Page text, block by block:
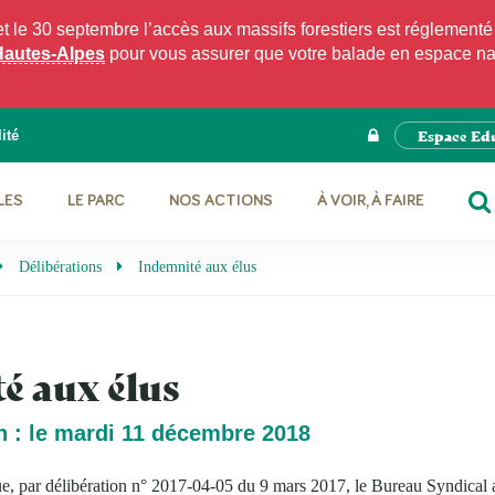
30 septembre l’accès aux massifs forestiers est
Alpes pour vous assurer que votre balade en espace
Espace
LE PARC NOS ACTIONS
À VOIR, À FAIRE
Délibérations Indemnité aux élus
aux élus
: le mardi 11 décembre 2018
par délibération n° 2017-04-05 du 9 mars 2017, le Bureau Syndical